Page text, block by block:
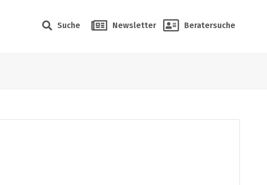
Suche Newsletter Beratersuche